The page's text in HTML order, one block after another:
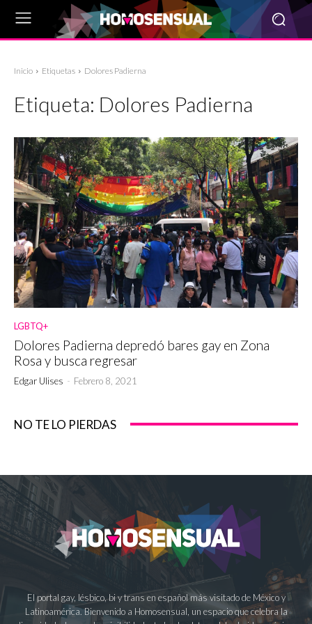
Inicio Etiquetas Dolores Padierna
Etiqueta: Dolores Padierna
LGBTQ+
Dolores Padierna depredó bares gay en Zona
Rosa y busca regresar
Edgar Ulises - Febrero 8, 2021
NO TE LO PIERDAS
El portal gay, lésbico, bi y trans en español más visitado de México y
Latinoamérica. Bienvenido a Homosensual, un espacio que celebra la